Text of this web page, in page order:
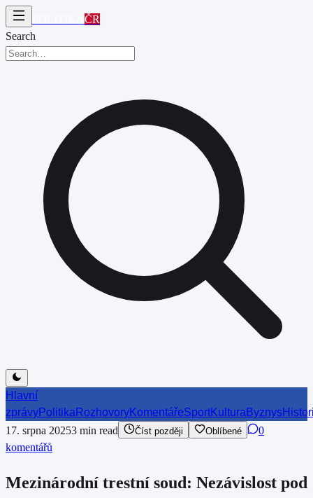
ČR
Search
Hlavní
zprávyPolitika RozhovoryKomentářeSportKultura Byznys
17. srpna 20253 min read Číst později Oblíbené
0
komentářů
Mezinárodní trestní soud: Nezávislost pod